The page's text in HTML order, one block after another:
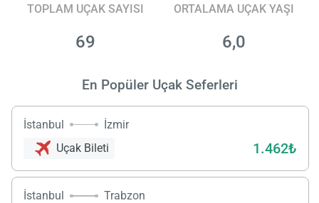
TOPLAM UÇAK SAYISI
69
ORTALAMA UÇAK YAŞI
6,0
En Popüler Uçak Seferleri
İstanbul
İzmir
Uçak Bileti
1.462₺
İstanbul
Trabzon